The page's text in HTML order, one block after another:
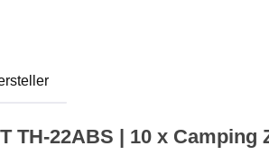
TH-22ABS | 10 x